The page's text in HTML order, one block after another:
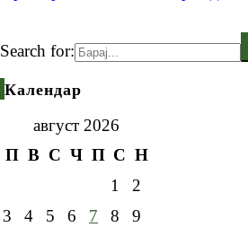
Search for:
Календар
август 2026
П В С Ч П С Н
1
2
3
4 5 6 7 8
9